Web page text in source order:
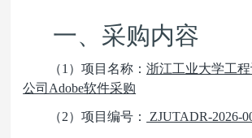
一、采购内容
（1）项目名称：浙江工业大学工
公司Adobe软件采购
（2）项目编号： ZJUTADR-2026-